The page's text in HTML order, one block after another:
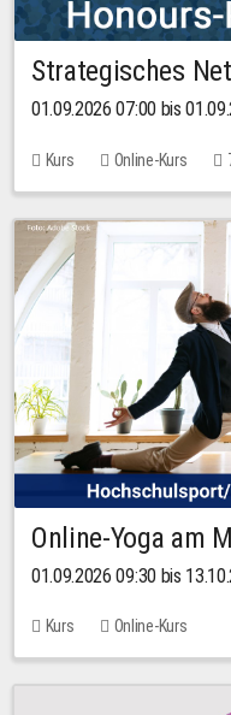
Strategisches
01.09.2026 07:00 bis
Kurs Online-Kurs
Online-Yoga am
01.09.2026 09:30 bis
Kurs Online-Kurs